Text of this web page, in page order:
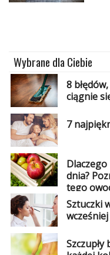
artykuł
Wybrane dla Ciebie
8
ciągnie
7
dnia?
tego
Sztuczki